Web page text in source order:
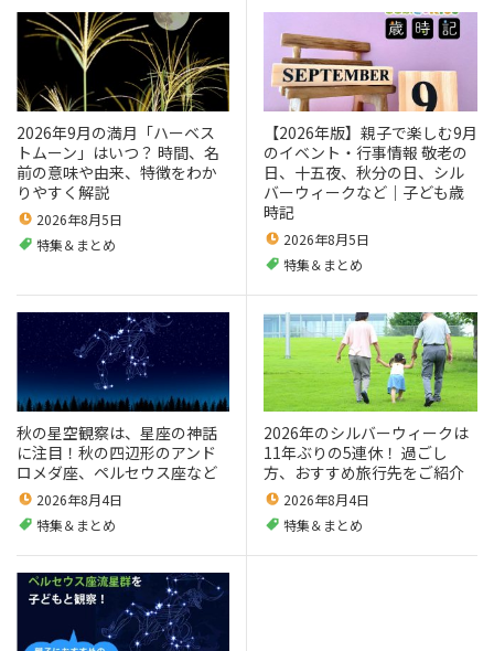
2026年9月の満月「ハーベス
トムーン」はいつ？ 時間、名
前の意味や由来、特徴をわか
りやすく解説
2026年8月5日
特集＆まとめ
【2026年版】親子で楽しむ9月
のイベント・行事情報 敬老の
日、十五夜、秋分の日、シル
バーウィークなど｜子ども歳
時記
2026年8月5日
特集＆まとめ
秋の星空観察は、星座の神話
に注目！秋の四辺形のアンド
ロメダ座、ペルセウス座など
2026年8月4日
特集＆まとめ
2026年のシルバーウィークは
11年ぶりの5連休！ 過ごし
方、おすすめ旅行先をご紹介
2026年8月4日
特集＆まとめ